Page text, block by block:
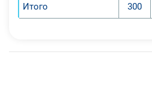
Итого 300